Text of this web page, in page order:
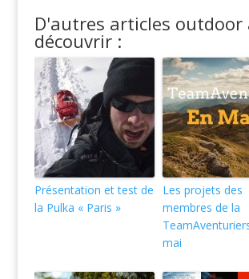
D'autres articles outdoor
découvrir :
Présentation et test de
la Pulka « Paris »
Les projets des
membres de la
mai